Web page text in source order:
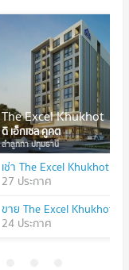
The Excel Khukhot
ดิ เอ็กเซล คูคต
ลำลูกกา ปทุมธานี
เช่า The Excel Khukhot
27 ประกาศ
ขาย The Excel Khukhot
24 ประกาศ